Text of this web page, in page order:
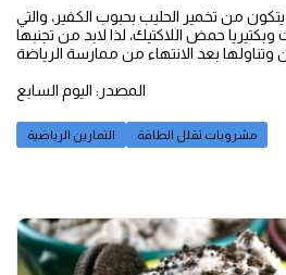
من تخمير الحليب بحبوب الكفير، والتي
حمض اللاكتيك، لذا لابد من تجنبها
المصدر: اليوم السابع
التمارين الرياضية مشروبات تقلل الطاقة